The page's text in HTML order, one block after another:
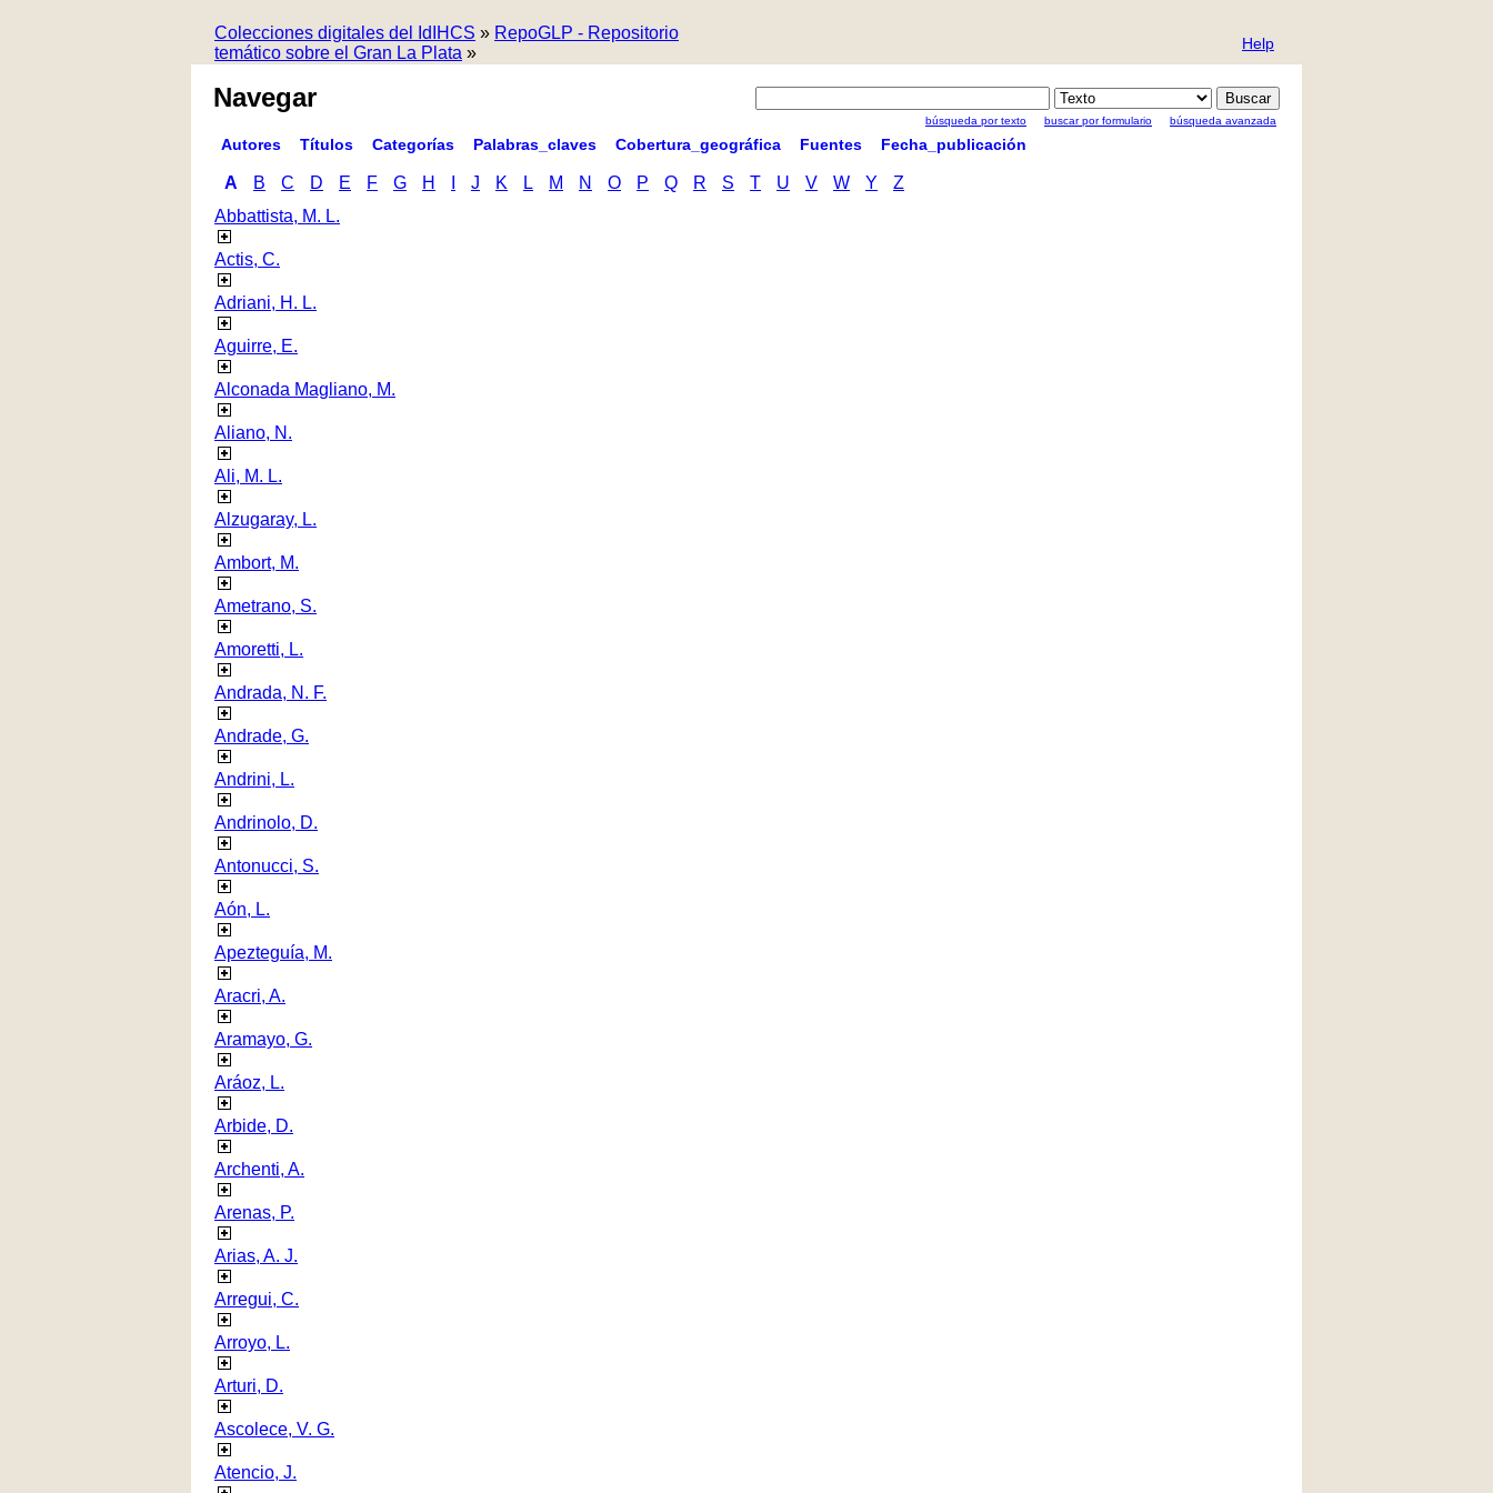
Colecciones digitales del IdIHCS » RepoGLP - Repositorio
temático sobre el Gran La Plata » Help
Navegar
búsqueda por texto buscar por formulario búsqueda avanzada
Autores Títulos Categorías Palabras_claves Cobertura_geográfica Fuentes Fecha_publicación
A B C D E F G H J K L M N O P Q R S T U V W Y
Z
Abbattista, M. L.
Actis, C.
Adriani, H. L.
Aguirre, E.
Alconada Magliano, M.
Aliano, N.
Ali, M. L.
Alzugaray, L.
Ambort, M.
Ametrano, S.
Amoretti, L.
Andrada, N. F.
Andrade, G.
Andrini, L.
Andrinolo, D.
Antonucci, S.
Aón, L.
Apezteguía, M.
Aracri, A.
Aramayo, G.
Aráoz, L.
Arbide, D.
Archenti, A.
Arenas, P.
Arias, A. J.
Arregui, C.
Arroyo, L.
Arturi, D.
Ascolece, V. G.
Atencio, J.